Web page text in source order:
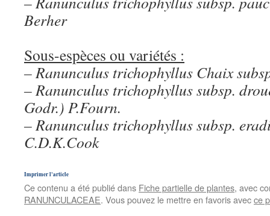
Berher
Sous-espèces ou variétés :
– Ranunculus trichophyllus Chaix
– Ranunculus trichophyllus subsp.
Godr.) P.Fourn.
– Ranunculus trichophyllus subsp.
C.D.K.Cook
Imprimer l'article
Ce contenu a été publié dans Fiche partielle de plantes, avec
RANUNCULACEAE. Vous pouvez le mettre en favoris avecce